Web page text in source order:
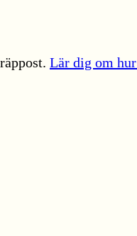
Lär dig om